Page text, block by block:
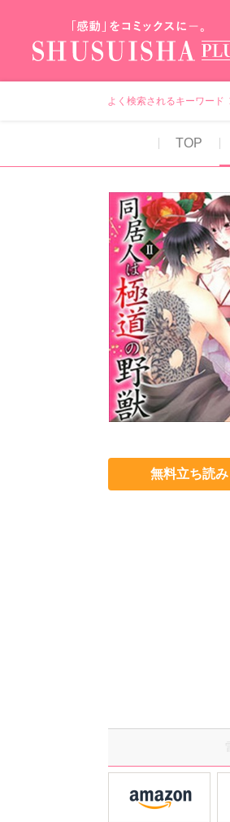
よく検索されるキーワード
TOP
無料立ち読み